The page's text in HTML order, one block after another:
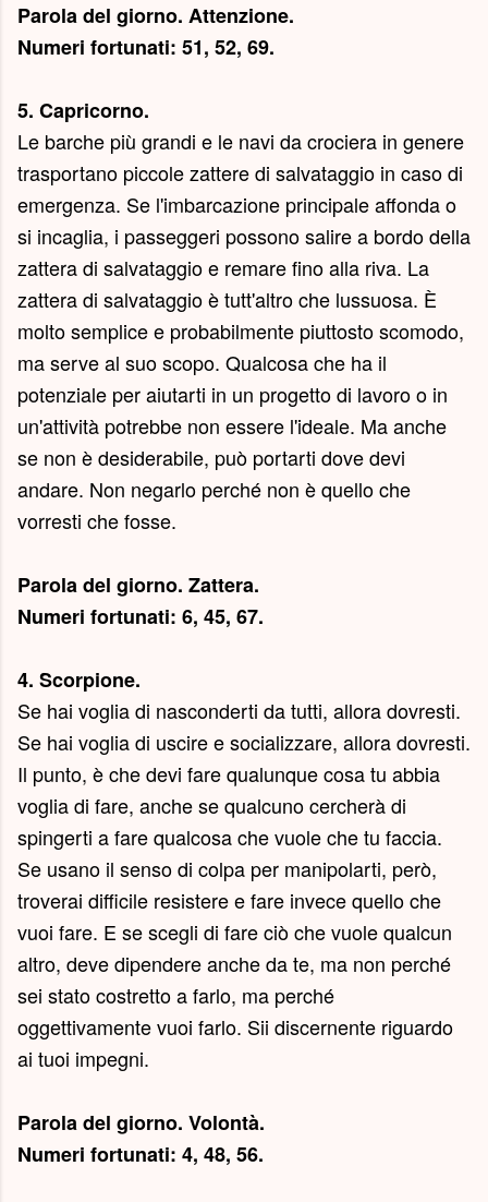
Parola del giorno. Attenzione.
Numeri fortunati: 51, 52, 69.
5. Capricorno.
Le barche più grandi e le navi da crociera in genere
trasportano piccole zattere di salvataggio in caso di
emergenza. Se l'imbarcazione principale affonda o
si incaglia, i passeggeri possono salire a bordo della
zattera di salvataggio e remare fino alla riva. La
zattera di salvataggio è tutt'altro che lussuosa. È
molto semplice e probabilmente piuttosto scomodo,
ma serve al suo scopo. Qualcosa che ha il
potenziale per aiutarti in un progetto di lavoro o in
un'attività potrebbe non essere l'ideale. Ma anche
se non è desiderabile, può portarti dove devi
andare. Non negarlo perché non è quello che
vorresti che fosse.
Parola del giorno. Zattera.
Numeri fortunati: 6, 45, 67.
4. Scorpione.
Se hai voglia di nasconderti da tutti, allora dovresti.
Se hai voglia di uscire e socializzare, allora dovresti.
Il punto, è che devi fare qualunque cosa tu abbia
voglia di fare, anche se qualcuno cercherà di
spingerti a fare qualcosa che vuole che tu faccia.
Se usano il senso di colpa per manipolarti, però,
troverai difficile resistere e fare invece quello che
vuoi fare. E se scegli di fare ciò che vuole qualcun
altro, deve dipendere anche da te, ma non perché
sei stato costretto a farlo, ma perché
oggettivamente vuoi farlo. Sii discernente riguardo
ai tuoi impegni.
Parola del giorno. Volontà.
Numeri fortunati: 4, 48, 56.